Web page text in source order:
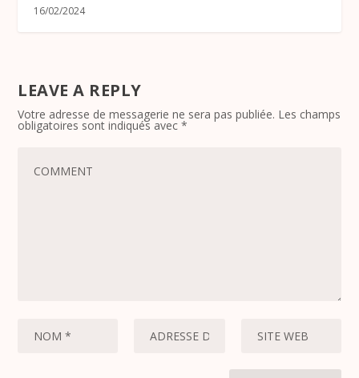
16/02/2024
LEAVE A REPLY
Votre adresse de messagerie ne sera pas publiée. Les champs
obligatoires sont indiqués avec*